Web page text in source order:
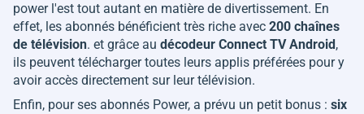
power l'est tout autant en matière de divertissement. En
effet, les abonnés bénéficient très riche avec 200 chaînes
de télévision. et grâce au décodeur Connect TV Android ,
ils peuvent télécharger toutes leurs applis préférées pour y
avoir accès directement sur leur télévision.
Enfin, pour ses abonnés Power, a prévu un petit bonus : six